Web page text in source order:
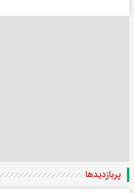
پربازدید‌ها